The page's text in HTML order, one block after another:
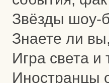
Звёзды шоу-
Знаете ли
Игра света и
Иностранцы